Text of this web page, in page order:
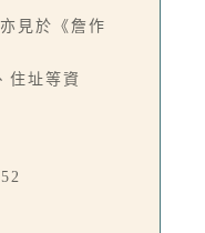
見於《詹作
住址等資